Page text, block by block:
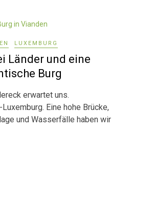
LUXEMBURG
Länder und eine
Burg
erwartet uns.
Eine hohe Brücke,
und Wasserfälle haben wir